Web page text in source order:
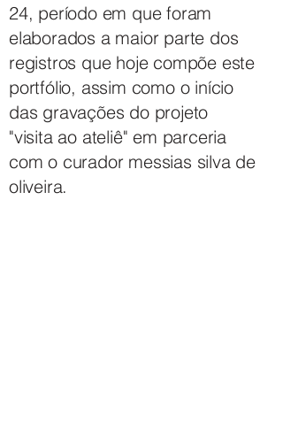
24, período em que foram
elaborados a maior parte dos
registros que hoje compõe este
portfólio, assim como o início
das gravações do projeto
"visita ao ateliê" em parceria
com o curador messias silva de
oliveira.